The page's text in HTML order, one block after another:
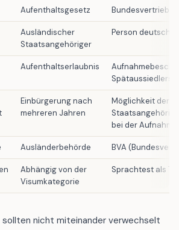
Aufenthaltsgesetz
Ausländischer
Staatsangehöriger
Person
Aufenthaltserlaubnis
Einbürgerung nach
mehreren Jahren
Möglichkeit der
bei der Aufnahme
Ausländerbehörde BVA
Abhängig von der
Visumkategorie
Sprachtest als
sollten nicht miteinander verwechselt